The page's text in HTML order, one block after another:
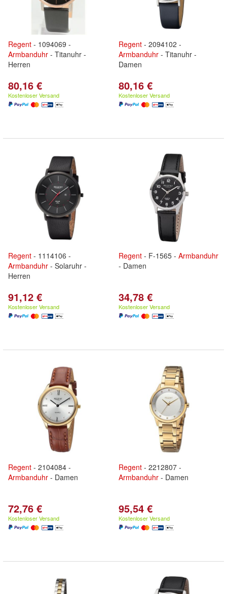
Regent - 1094069 -
Armbanduhr - Titanuhr -
Herren
80,16 €
Kostenloser Versand
Regent - 2094102 -
Armbanduhr - Titanuhr -
Damen
80,16 €
Kostenloser Versand
Regent - 1114106 -
Armbanduhr - Solaruhr -
Herren
91,12 €
Kostenloser Versand
Regent - F-1565 - Armbanduhr
- Damen
34,78 €
Kostenloser Versand
Regent - 2104084 -
Armbanduhr - Damen
72,76 €
Kostenloser Versand
Regent - 2212807 -
Armbanduhr - Damen
95,54 €
Kostenloser Versand